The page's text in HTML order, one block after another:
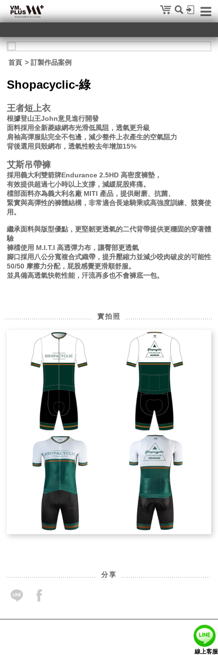
首頁 > 訂製作品案例
Shopacyclic-綠
王者短上衣
根據登山王John意見進行開發
面料採用全新菱線網布光滑低風阻，透氣更升級
肩袖高彈服貼完全不包邊，減少整件上衣產生的空氣阻力
背後選用貝殼網布，透氣性較去年增加15%
艾斯吊帶褲
採用義大利雙箭牌Endurance 2.5HD 高密度褲墊，
有效提供超過七小時以上支撐，減緩屁股疼痛。
檔部面料亦為義大利名廠 MITI 產品，提供耐磨、抗菌、
緊實與高彈性的褲體結構，非常適合長途騎乘或高強度訓練、競賽使
用。
繼承面料與版型優點，更堅韌更透氣的二代背帶提供更穩固的穿著體
驗
褲檔使用 M.I.T.I 高透彈力布，讓臀部更透氣
腳口採用八公分寬複合式織帶，提升壓縮力並減少咬肉破皮的可能性
50/50 摩擦力分配，屁股感覺更滑順舒服。
並具備高透氣快乾性能，汗流再多也不會褲底一包。
實拍照
分享
線上客服